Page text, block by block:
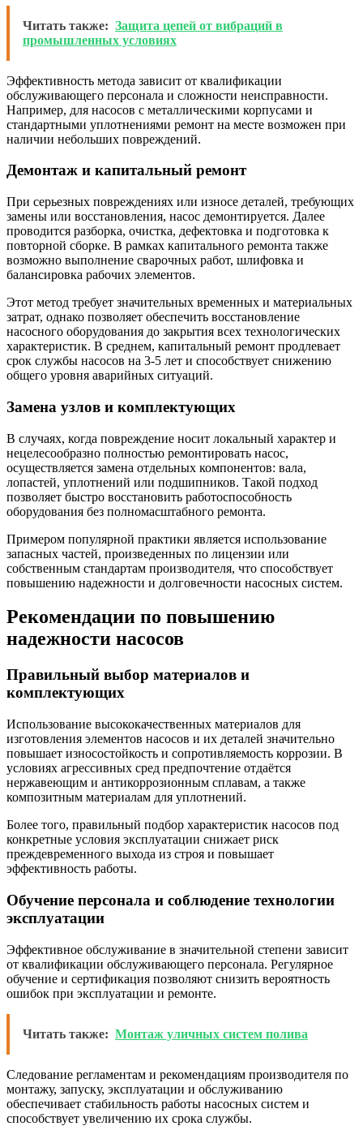
Читать также: Защита цепей от вибраций в
промышленных условиях
Эффективность метода зависит от квалификации
обслуживающего персонала и сложности неисправности.
Например, для насосов с металлическими корпусами и
стандартными уплотнениями ремонт на месте возможен при
наличии небольших повреждений.
Демонтаж и капитальный ремонт
При серьезных повреждениях или износе деталей, требующих
замены или восстановления, насос демонтируется. Далее
проводится разборка, очистка, дефектовка и подготовка к
повторной сборке. В рамках капитального ремонта также
возможно выполнение сварочных работ, шлифовка и
балансировка рабочих элементов.
Этот метод требует значительных временных и материальных
затрат, однако позволяет обеспечить восстановление
насосного оборудования до закрытия всех технологических
характеристик. В среднем, капитальный ремонт продлевает
срок службы насосов на 3-5 лет и способствует снижению
общего уровня аварийных ситуаций.
Замена узлов и комплектующих
В случаях, когда повреждение носит локальный характер и
нецелесообразно полностью ремонтировать насос,
осуществляется замена отдельных компонентов: вала,
лопастей, уплотнений или подшипников. Такой подход
позволяет быстро восстановить работоспособность
оборудования без полномасштабного ремонта.
Примером популярной практики является использование
запасных частей, произведенных по лицензии или
собственным стандартам производителя, что способствует
повышению надежности и долговечности насосных систем.
Рекомендации по повышению
надежности насосов
Правильный выбор материалов и
комплектующих
Использование высококачественных материалов для
изготовления элементов насосов и их деталей значительно
повышает износостойкость и сопротивляемость коррозии. В
условиях агрессивных сред предпочтение отдаётся
нержавеющим и антикоррозионным сплавам, а также
композитным материалам для уплотнений.
Более того, правильный подбор характеристик насосов под
конкретные условия эксплуатации снижает риск
преждевременного выхода из строя и повышает
эффективность работы.
Обучение персонала и соблюдение технологии
эксплуатации
Эффективное обслуживание в значительной степени зависит
от квалификации обслуживающего персонала. Регулярное
обучение и сертификация позволяют снизить вероятность
ошибок при эксплуатации и ремонте.
Читать также: Монтаж уличных систем полива
Следование регламентам и рекомендациям производителя по
монтажу, запуску, эксплуатации и обслуживанию
обеспечивает стабильность работы насосных систем и
способствует увеличению их срока службы.